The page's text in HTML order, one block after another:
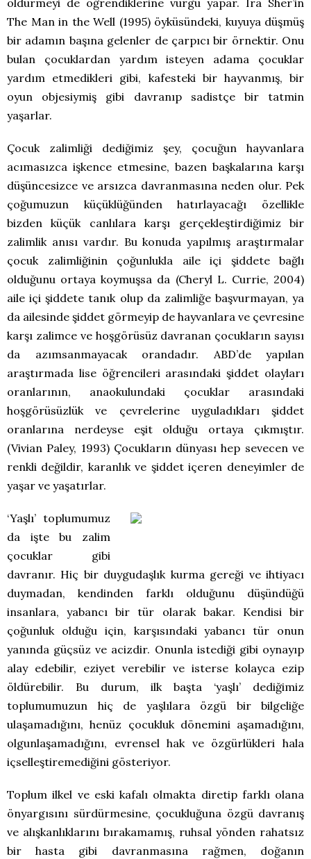
öldürmeyi de öğrendiklerine vurgu yapar. Ira Sher’in
The Man in the Well (1995) öyküsündeki, kuyuya düşmüş
bir adamın başına gelenler de çarpıcı bir örnektir. Onu
bulan çocuklardan yardım isteyen adama çocuklar
yardım etmedikleri gibi, kafesteki bir hayvanmış, bir
oyun objesiymiş gibi davranıp sadistçe bir tatmin
yaşarlar.
Çocuk zalimliği dediğimiz şey, çocuğun hayvanlara
acımasızca işkence etmesine, bazen başkalarına karşı
düşüncesizce ve arsızca davranmasına neden olur. Pek
çoğumuzun küçüklüğünden hatırlayacağı özellikle
bizden küçük canlılara karşı gerçekleştirdiğimiz bir
zalimlik anısı vardır. Bu konuda yapılmış araştırmalar
çocuk zalimliğinin çoğunlukla aile içi şiddete bağlı
olduğunu ortaya koymuşsa da (Cheryl L. Currie, 2004)
aile içi şiddete tanık olup da zalimliğe başvurmayan, ya
da ailesinde şiddet görmeyip de hayvanlara ve çevresine
karşı zalimce ve hoşgörüsüz davranan çocukların sayısı
da azımsanmayacak orandadır. ABD’de yapılan
araştırmada lise öğrencileri arasındaki şiddet olayları
oranlarının, anaokulundaki çocuklar arasındaki
hoşgörüsüzlük ve çevrelerine uyguladıkları şiddet
oranlarına nerdeyse eşit olduğu ortaya çıkmıştır.
(Vivian Paley, 1993) Çocukların dünyası hep sevecen ve
renkli değildir, karanlık ve şiddet içeren deneyimler de
yaşar ve yaşatırlar.
‘Yaşlı’ toplumumuz
da işte bu zalim
çocuklar gibi
davranır. Hiç bir duygudaşlık kurma gereği ve ihtiyacı
duymadan, kendinden farklı olduğunu düşündüğü
insanlara, yabancı bir tür olarak bakar. Kendisi bir
çoğunluk olduğu için, karşısındaki yabancı tür onun
yanında güçsüz ve acizdir. Onunla istediği gibi oynayıp
alay edebilir, eziyet verebilir ve isterse kolayca ezip
öldürebilir. Bu durum, ilk başta ‘yaşlı’ dediğimiz
toplumumuzun hiç de yaşlılara özgü bir bilgeliğe
ulaşamadığını, henüz çocukluk dönemini aşamadığını,
olgunlaşamadığını, evrensel hak ve özgürlükleri hala
içselleştiremediğini gösteriyor.
Toplum ilkel ve eski kafalı olmakta diretip farklı olana
önyargısını sürdürmesine, çocukluğuna özgü davranış
ve alışkanlıklarını bırakamamış, ruhsal yönden rahatsız
bir hasta gibi davranmasına rağmen, doğanın